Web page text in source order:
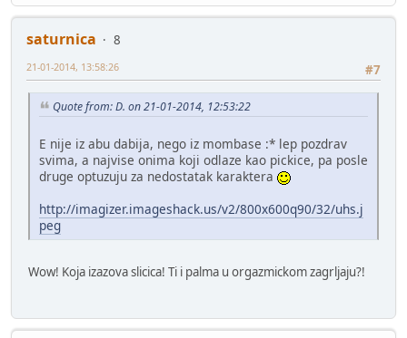
saturnica
8
#7
21-01-2014, 13:58:26
Quote from: D. on 21-01-2014, 12:53:22
E nije iz abu dabija, nego iz mombase :* lep pozdrav
svima, a najvise onima koji odlaze kao pickice, pa posle
druge optuzuju za nedostatak karaktera
http://imagizer.imageshack.us/v2/800x600q90/32/uhs.j
peg
Wow! Koja izazova slicica! Ti i palma u orgazmickom zagrljaju?!